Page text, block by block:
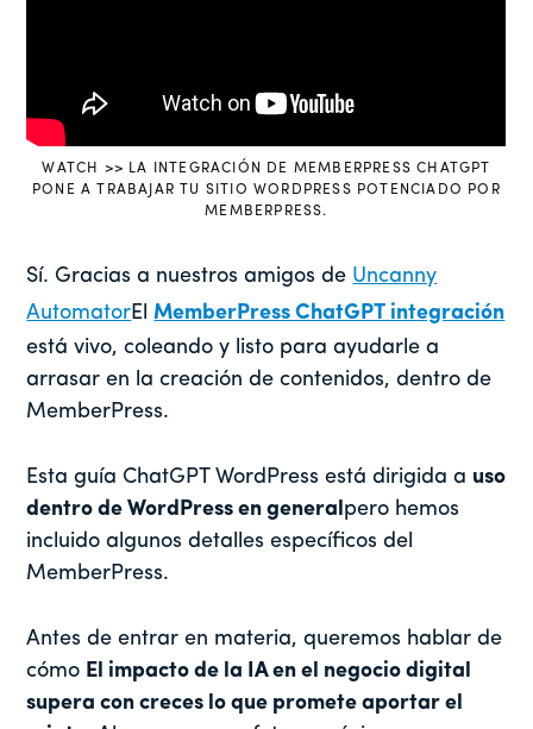
WATCH >> LA INTEGRACIÓN DE MEMBERPRESS CHATGPT
PONE A TRABAJAR TU SITIO WORDPRESS POTENCIADO POR
MEMBERPRESS.
Sí. Gracias a nuestros amigos de Uncanny
AutomatorElMemberPress ChatGPT integración
está vivo, coleando y listo para ayudarle a
arrasar en la creación de contenidos, dentro de
MemberPress.
Esta guía ChatGPT WordPress está dirigida a uso
dentro de WordPress en generalpero hemos
incluido algunos detalles específicos del
MemberPress.
Antes de entrar en materia, queremos hablar de
cómo El impacto de la IA en el negocio digital
supera con creces lo que promete aportar el